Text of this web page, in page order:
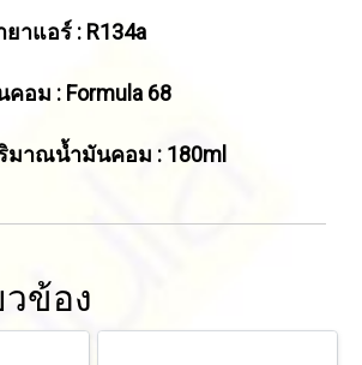
าแอร์ : R134a
คอม : Formula 68
มาณน้ำมันคอม : 180ml
ข้อง